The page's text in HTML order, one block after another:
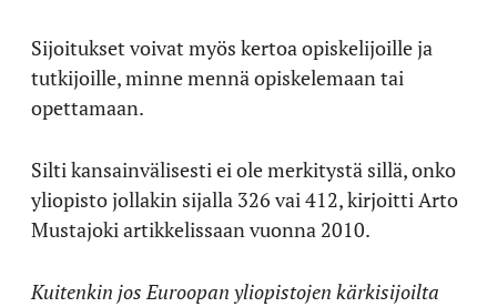
Sijoitukset voivat myös kertoa opiskelijoille ja
tutkijoille, minne mennä opiskelemaan tai
opettamaan.
Silti kansainvälisesti ei ole merkitystä sillä, onko
yliopisto jollakin sijalla 326 vai 412, kirjoitti Arto
Mustajoki artikkelissaan vuonna 2010.
Kuitenkin jos Euroopan yliopistojen kärkisijoilta